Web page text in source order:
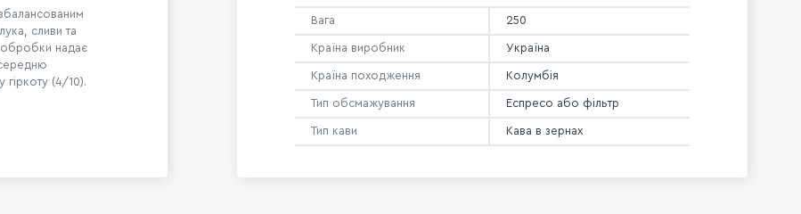
сливи та
обробки надає
гіркоту (4/10).
Вага 250
Країна виробник Україна
Країна походження Колумбія
Тип обсмажування Еспресо або фільтр
Тип кави Кава в зернах